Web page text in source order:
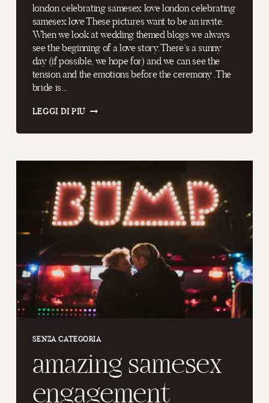
london celebrating samesex love london celebrating
samesex love These pictures want to be an invite.
When we look at wedding themed blogs we always
see the beginning of a love story. There’s a sunny
day (if possible, we hope for) and we can see the
tension and the emotions before the ceremony .The
bride is…
LEGGI DI PIÙLONDON
ENGLAND
PHOTOGRAPHER
ANTONIO
PATTA
SENZA CATEGORIA
amazing samesex
engagement